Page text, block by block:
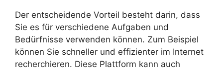
Der entscheidende Vorteil besteht darin, dass
Sie es für verschiedene Aufgaben und
Bedürfnisse verwenden können. Zum Beispiel
können Sie schneller und effizienter im Internet
recherchieren. Diese Plattform kann auch